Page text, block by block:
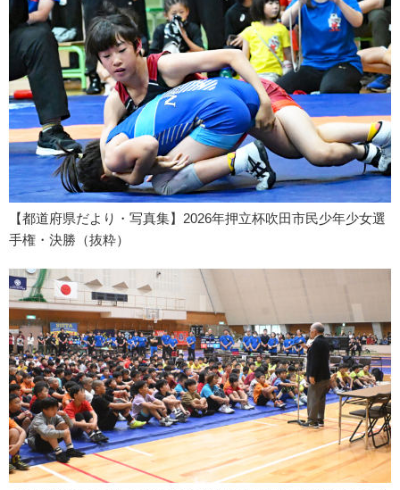
【都道府県だより・写真集】2026年押立杯吹田市民少年少女選
手権・決勝（抜粋）